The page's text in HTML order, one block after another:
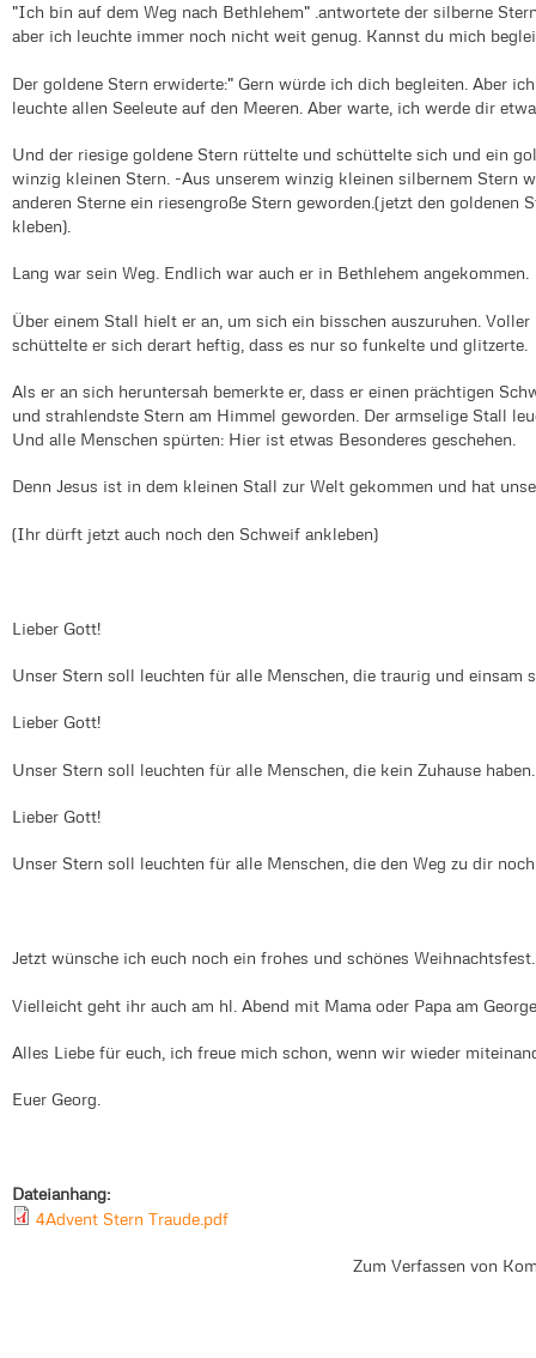
"Ich bin auf dem Weg nach Bethlehem" .antwortete der silberne
aber ich leuchte immer noch nicht weit genug. Kannst du mich
Der goldene Stern erwiderte:" Gern würde ich dich begleiten. Aber
leuchte allen Seeleute auf den Meeren. Aber warte, ich werde dir
Und der riesige goldene Stern rüttelte und schüttelte sich und ein
winzig kleinen Stern. -Aus unserem winzig kleinen silbernem Stern
anderen Sterne ein riesengroße Stern geworden.(jetzt den goldenen
kleben).
Lang war sein Weg. Endlich war auch er in Bethlehem angekommen.
Über einem Stall hielt er an, um sich ein bisschen auszuruhen.
schüttelte er sich derart heftig, dass es nur so funkelte und glitzerte.
Als er an sich heruntersah bemerkte er, dass er einen prächtigen
und strahlendste Stern am Himmel geworden. Der armselige Stall
Und alle Menschen spürten: Hier ist etwas Besonderes geschehen.
Denn Jesus ist in dem kleinen Stall zur Welt gekommen und hat
(Ihr dürft jetzt auch noch den Schweif ankleben)
Lieber Gott!
Unser Stern soll leuchten für alle Menschen, die traurig und einsam
Lieber Gott!
Unser Stern soll leuchten für alle Menschen, die kein Zuhause
Lieber Gott!
Unser Stern soll leuchten für alle Menschen, die den Weg zu dir
Jetzt wünsche ich euch noch ein frohes und schönes Weihnachtsfest.
Vielleicht geht ihr auch am hl. Abend mit Mama oder Papa am
Alles Liebe für euch, ich freue mich schon, wenn wir wieder
Euer Georg.
Dateianhang:
4Advent Stern Traude.pdf
Zum Verfassen von